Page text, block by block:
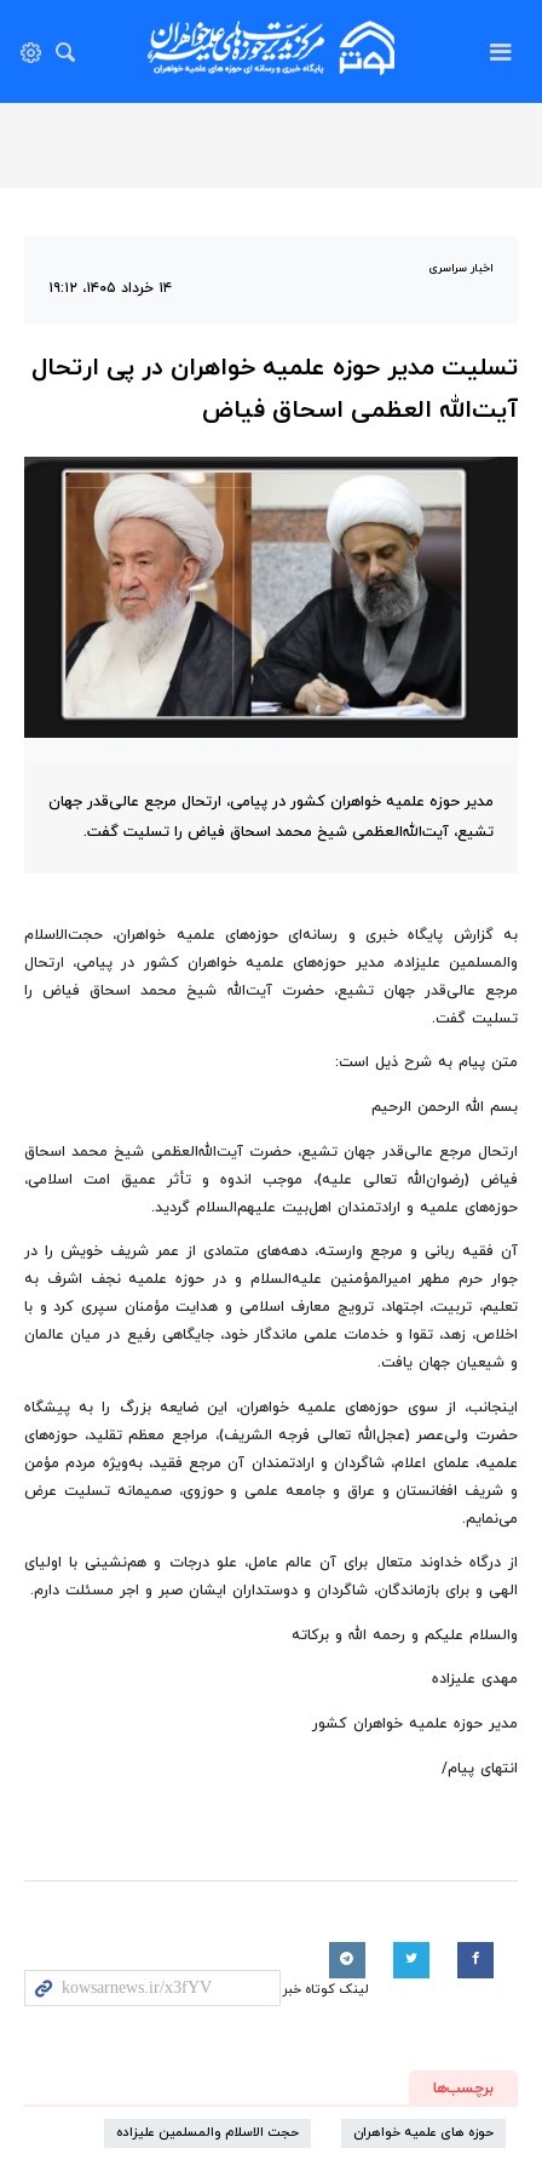
اخبار سراسری
۱۴ خرداد ۱۴۰۵، ۱۹:۱۲
تسلیت مدیر حوزه علمیه خواهران در پی ارتحال
آیت‌الله‌ العظمی اسحاق فیاض
مدیر حوزه علمیه خواهران کشور در پیامی، ارتحال مرجع عالی‌قدر جهان
تشیع، آیت‌الله‌العظمی شیخ محمد اسحاق فیاض را تسلیت گفت.
به گزارش پایگاه خبری و رسانه‌ای حوزه‌های علمیه خواهران، حجت‌الاسلام
والمسلمین علیزاده، مدیر حوزه‌های علمیه خواهران کشور در پیامی، ارتحال
مرجع عالی‌قدر جهان تشیع، حضرت آیت‌الله‌ شیخ محمد اسحاق فیاض را
تسلیت گفت.
متن پیام به شرح ذیل است:
بسم الله الرحمن الرحیم
ارتحال مرجع عالی‌قدر جهان تشیع، حضرت آیت‌الله‌العظمی شیخ محمد اسحاق
فیاض (رضوان‌الله تعالی علیه)، موجب اندوه و تأثر عمیق امت اسلامی،
حوزه‌های علمیه و ارادتمندان اهل‌بیت علیهم‌السلام گردید.
آن فقیه ربانی و مرجع وارسته، دهه‌های متمادی از عمر شریف خویش را در
جوار حرم مطهر امیرالمؤمنین علیه‌السلام و در حوزه علمیه نجف اشرف به
تعلیم، تربیت، اجتهاد، ترویج معارف اسلامی و هدایت مؤمنان سپری کرد و با
اخلاص، زهد، تقوا و خدمات علمی ماندگار خود، جایگاهی رفیع در میان عالمان
و شیعیان جهان یافت.
اینجانب، از سوی حوزه‌های علمیه خواهران، این ضایعه بزرگ را به پیشگاه
حضرت ولی‌عصر (عجل‌الله تعالی فرجه الشریف)، مراجع معظم تقلید، حوزه‌های
علمیه، علمای اعلام، شاگردان و ارادتمندان آن مرجع فقید، به‌ویژه مردم مؤمن
و شریف افغانستان و عراق و جامعه علمی و حوزوی، صمیمانه تسلیت عرض
می‌نمایم.
از درگاه خداوند متعال برای آن عالم عامل، علو درجات و هم‌نشینی با اولیای
الهی و برای بازماندگان، شاگردان و دوستداران ایشان صبر و اجر مسئلت دارم.
والسلام علیکم و رحمه الله و برکاته
مهدی علیزاده
مدیر حوزه علمیه خواهران کشور
انتهای پیام/
لینک کوتاه خبر
برچسب‌ها
حوزه های علمیه خواهران حجت الاسلام والمسلمین علیزاده